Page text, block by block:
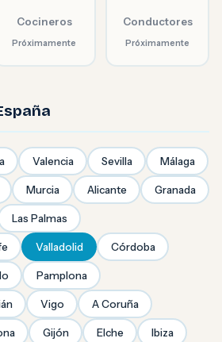
Cocineros
Próximamente
Conductores
Próximamente
Valencia Sevilla Málaga
Murcia Alicante Granada
Las Palmas
Valladolid Córdoba
Pamplona
Vigo A Coruña
Gijón Elche Ibiza